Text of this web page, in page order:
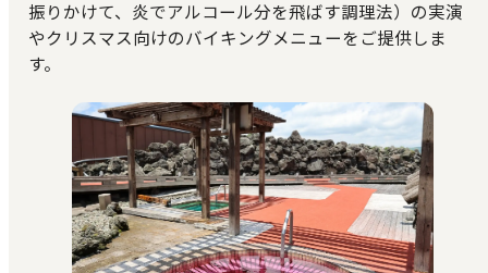
振りかけて、炎でアルコール分を飛ばす調理法）の実演
やクリスマス向けのバイキングメニューをご提供しま
す。